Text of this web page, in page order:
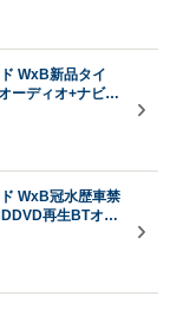
WxB新品タイ
ーディオ+ナビ9
トヒーター 前席/
USBジャック
WxB冠水歴車禁
再生BTオー
スプリクラッシ
チックハイビー
トキーPスター